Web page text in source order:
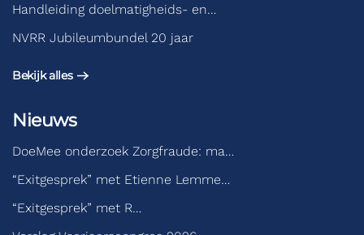
Handleiding doelmatigheids- en…
NVRR Jubileumbundel 20 jaar
Bekijk alles
Nieuws
DoeMee onderzoek Zorgfraude: ma…
“Exitgesprek” met Etienne Lemme…
“Exitgesprek” met R…